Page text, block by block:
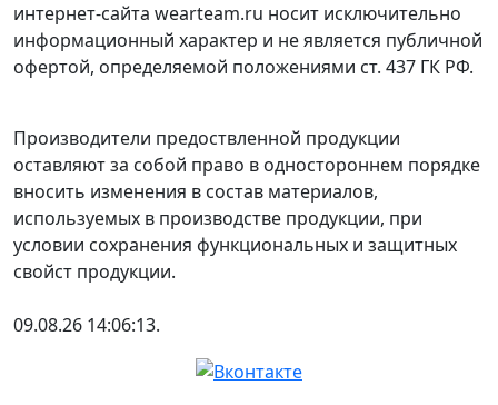
интернет-сайта wearteam.ru носит исключительно
информационный характер и не является публичной
офертой, определяемой положениями ст. 437 ГК РФ.
Производители предоствленной продукции
оставляют за собой право в одностороннем порядке
вносить изменения в состав материалов,
используемых в производстве продукции, при
условии сохранения функциональных и защитных
свойст продукции.
09.08.26 14:06:13.